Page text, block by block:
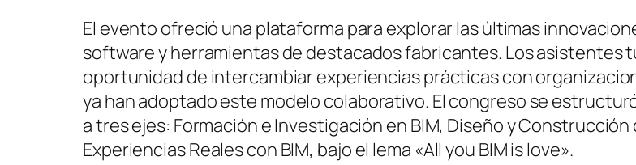
El evento ofreció una plataforma para explorar las últimas
software y herramientas de destacados fabricantes. Los asistentes
oportunidad de intercambiar experiencias prácticas con
ya han adoptado este modelo colaborativo. El congreso se
a tres ejes: Formación e Investigación en BIM, Diseño y Construcción
Experiencias Reales con BIM, bajo el lema «All you BIM is love».